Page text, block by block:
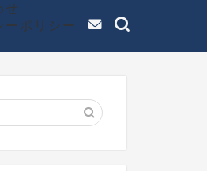
せ
ーポリシー